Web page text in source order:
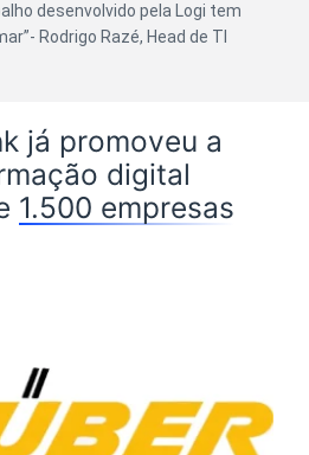
desenvolvido pela Logi tem
Rodrigo Razé, Head de TI
já promoveu a
digital
1.500 empresas